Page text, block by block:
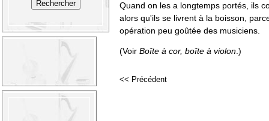
Quand on les a longtemps portés, ils
alors qu'ils se livrent à la boisson,
opération peu goûtée des musiciens.
(Voir Boîte à cor, boîte à violon .)
<< Précédent